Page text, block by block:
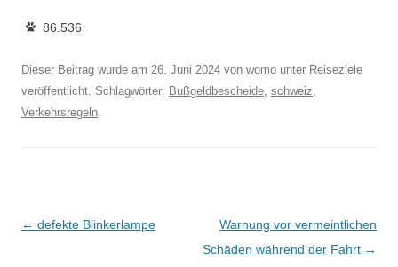
86.536
Dieser Beitrag wurde am 26. Juni 2024 von womo unter Reiseziele
veröffentlicht. Schlagwörter: Bußgeldbescheide schweiz
Verkehrsregeln
Beitragsnavigation
← defekte Blinkerlampe
Warnung vor vermeintlichen
Schäden während der Fahrt →